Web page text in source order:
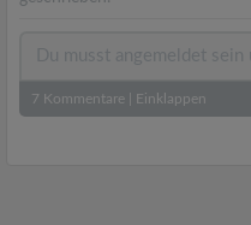
7 Kommentare Einklappen